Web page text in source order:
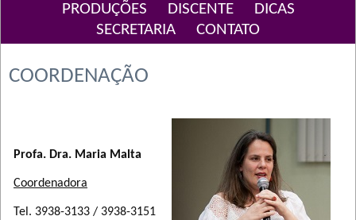
PRODUÇÕES
DISCENTE
DICAS
SECRETARIA
CONTATO
COORDENAÇÃO
Profa. Dra. Maria Malta
Coordenadora
Tel. 3938-3133 / 3938-3151